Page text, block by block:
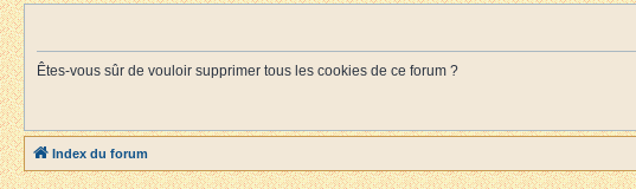
Êtes-vous sûr de vouloir supprimer tous les cookies de ce forum ?
Index du forum